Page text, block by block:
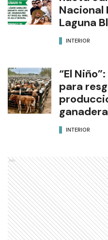
Nacional
Laguna
INTERIOR
“El
para
INTERIOR
Ads